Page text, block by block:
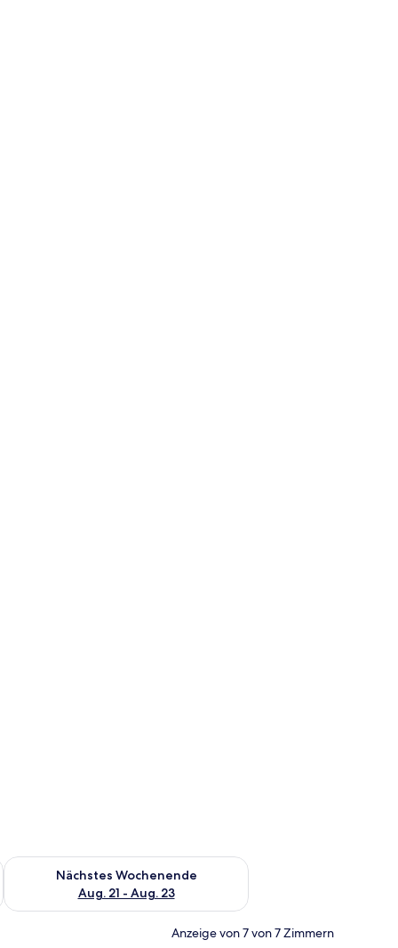
Aug. 14 - Aug. 16.
Nächstes Wochenende
Aug. 21 - Aug. 23
Überprüfe die Verfügbarkeit für nächstes Wochenende, Aug.
Anzeige von 7 von 7 Zimmern